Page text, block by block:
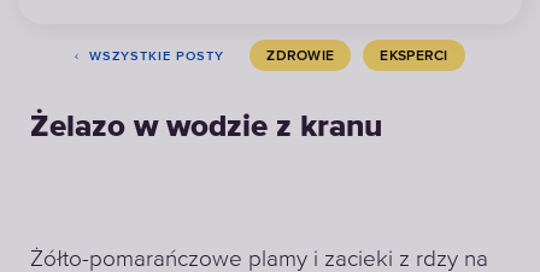
WSZYSTKIE POSTY ZDROWIE EKSPERCI
Żelazo w wodzie z kranu
Żółto-pomarańczowe plamy i zacieki z rdzy na